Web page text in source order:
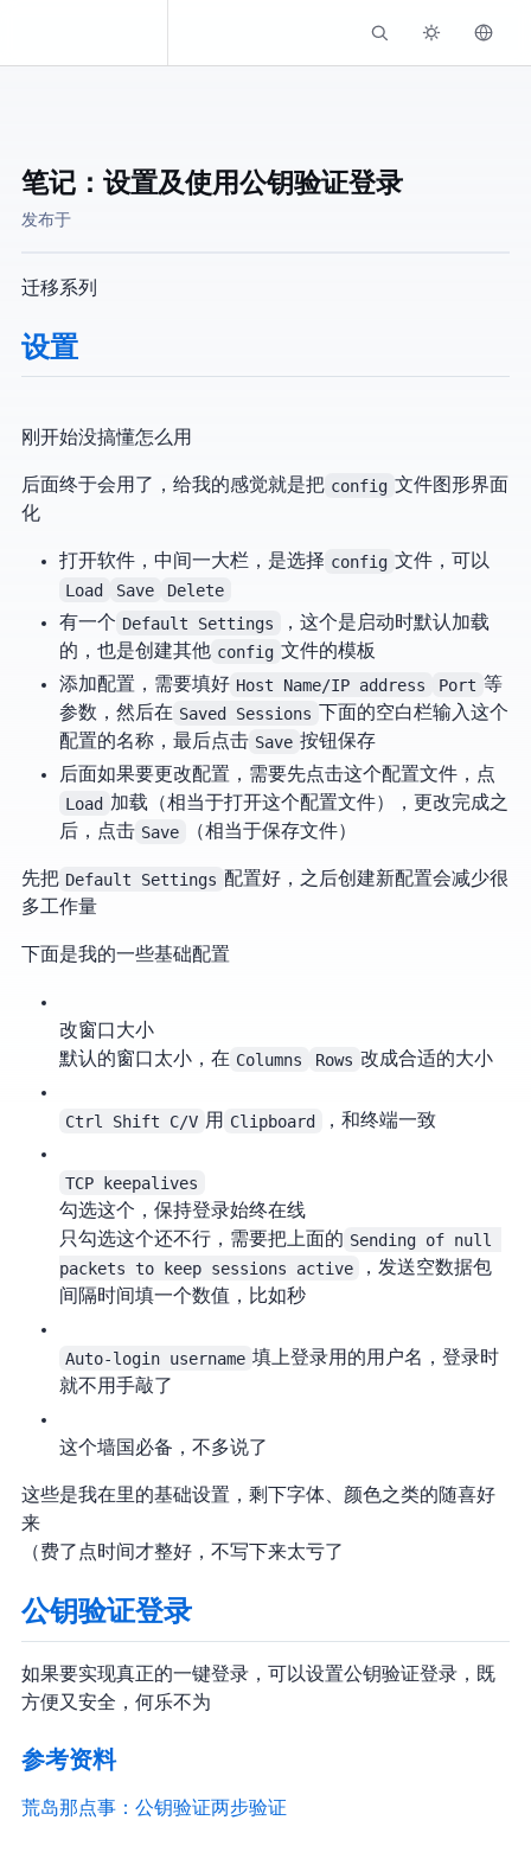
笔记：Putty设置及使用公钥验证登录
发布于
迁移Linux系列
Putty设置
刚开始没搞懂怎么用
后面终于会用了，给我的感觉就是把 config 文件图形界面
化
打开软件，中间一大栏，是选择 config 文件，可以
Load Save Delete
有一个 Default Settings
，这个是Putty启动时默认加载
的，也是创建其他 config 文件的模板
添加SSH配置，需要填好 Host Name/IP address Port 等
参数，然后在 Saved Sessions
下面的空白栏输入这个
配置的名称，最后点击 Save 按钮保存
后面如果要更改配置，需要先点击这个配置文件，点
Load 加载（相当于打开这个配置文件），更改完成之
后，点击 Save （相当于保存文件）
先把 Default Settings 配置好，之后创建新SSH配置会减少很
多工作量
下面是我的一些基础配置
改窗口大小
默认的SSH窗口太小，在 Columns Rows 改成合适的大小
Ctrl Shift C/V 用 Clipboard ，和终端一致
TCP keepalives
勾选这个，保持SSH登录始终在线
只勾选这个还不行，需要把上面的 Sending of null
packets to keep sessions active
，发送空数据包
间隔时间填一个数值，比如4秒
Auto-login username 填上登录用的用户名，登录时
就不用手敲了
这个墙国必备，不多说了
这些是我在Putty里的基础设置，剩下字体、颜色之类的随喜好
来
（费了点时间才整好，不写下来太亏了
公钥验证登录
如果要实现真正的“一键登录”，可以设置公钥验证登录，既
方便又安全，何乐不为
参考资料
荒岛 - SSH那点事：公钥验证/两步验证/Fail2ban